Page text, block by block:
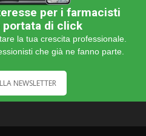
per i farmacisti
di click
la tua crescita professionale.
che già ne fanno parte.
NEWSLETTER